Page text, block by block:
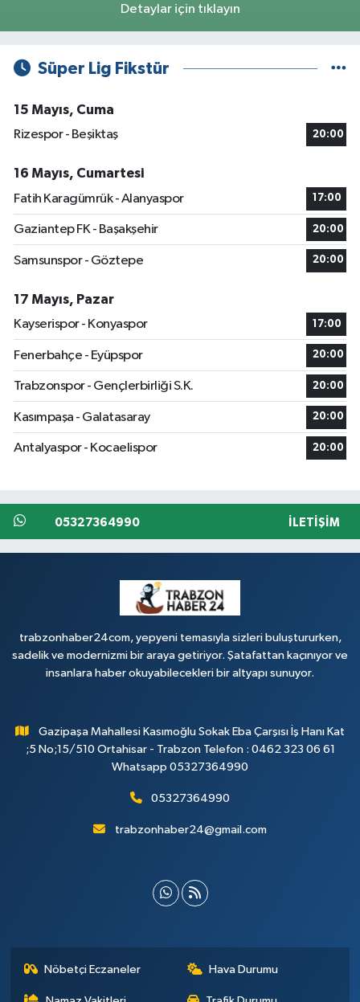
Detaylar için tıklayın
Süper Lig Fikstür
15 Mayıs, Cuma
Rizespor - Beşiktaş
20:00
16 Mayıs, Cumartesi
Fatih Karagümrük - Alanyaspor
17:00
Gaziantep FK - Başakşehir 20:00
Samsunspor - Göztepe 20:00
17 Mayıs, Pazar
Kayserispor - Konyaspor
17:00
Fenerbahçe - Eyüpspor 20:00
Trabzonspor - Gençlerbirliği S.K. 20:00
Kasımpaşa - Galatasaray 20:00
Antalyaspor - Kocaelispor 20:00
05327364990 İLETIŞIM
trabzonhaber24com, yepyeni temasıyla sizleri buluştururken,
sadelik ve modernizmi bir araya getiriyor. Şatafattan kaçınıyor ve
insanlara haber okuyabilecekleri bir altyapı sunuyor.
Gazipaşa Mahallesi Kasımoğlu Sokak Eba Çarşısı İş Hanı Kat
;5 No;15/510 Ortahisar - Trabzon Telefon : 0462 323 06 61
Whatsapp 05327364990
05327364990
trabzonhaber24@gmail.com
Nöbetçi Eczaneler Hava Durumu